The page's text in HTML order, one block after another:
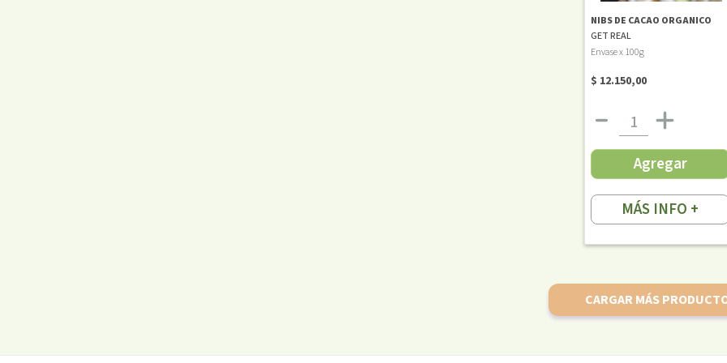
NIBS DE CACAO ORGANICO
GET REAL
Envase x 100g
$ 12.150,00
Agregar
MÁS INFO +
CARGAR MÁS